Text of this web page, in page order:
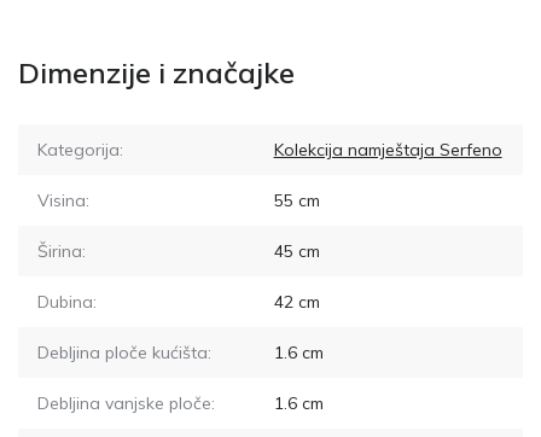
Dimenzije i značajke
Kategorija: Kolekcija namještaja Serfeno
Visina: 55 cm
Širina: 45 cm
Dubina: 42cm
Debljina ploče kućišta: 1.6cm
Debljina vanjske ploče: 1.6cm